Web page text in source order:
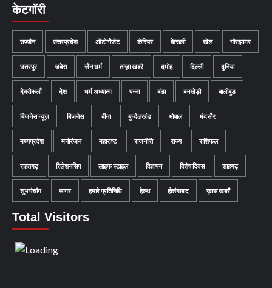
केटगॉरी
उज्जैन उत्तरप्रदेश ऑटो गैजेट कॅरियर केसली खेल गौरझामर
छतरपुर जबेरा जैन धर्म ताज़ा खबरे दमोह दिल्ली दुनिया
देवरीकलाँ देश धर्म अध्यात्म पन्ना बंडा बनखेड़ी बालीबुड
बिजनेस न्यूज़ बिज़नेस बीना बुन्देलखंड भोपाल मंदसौर
मध्यप्रदेश मनोरंजन महाराष्ट राजनीति राज्य राशिफल
राहतगढ़ रिलेशनसिप लाइफ स्टाइल विज्ञापन विशेष दिवस शाहगढ़
शुभ पंचांग सागर हमारे प्रतिनिधि हेल्थ होशंगाबाद ख़ास खबरें
Total Visitors